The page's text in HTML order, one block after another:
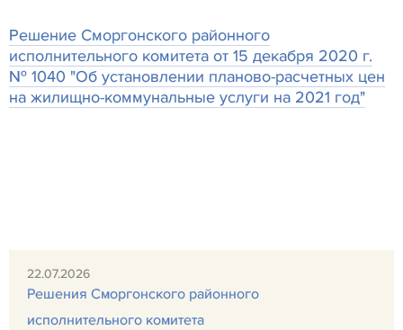
Решение Сморгонского районного
исполнительного комитета от 15 декабря 2020 г.
№ 1040 "Об установлении планово-расчетных цен
на жилищно-коммунальные услуги на 2021 год"
22.07.2026
Решения Сморгонского районного
исполнительного комитета